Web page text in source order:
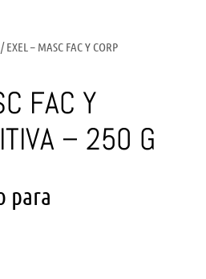
/ EXEL – MASC FAC Y CORP
FAC Y
– 250 G
para